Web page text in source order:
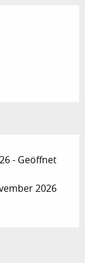
- Geöffnet
2026